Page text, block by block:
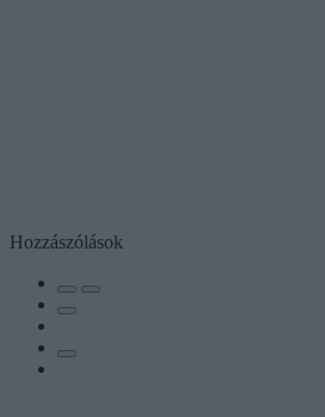
Hozzászólások